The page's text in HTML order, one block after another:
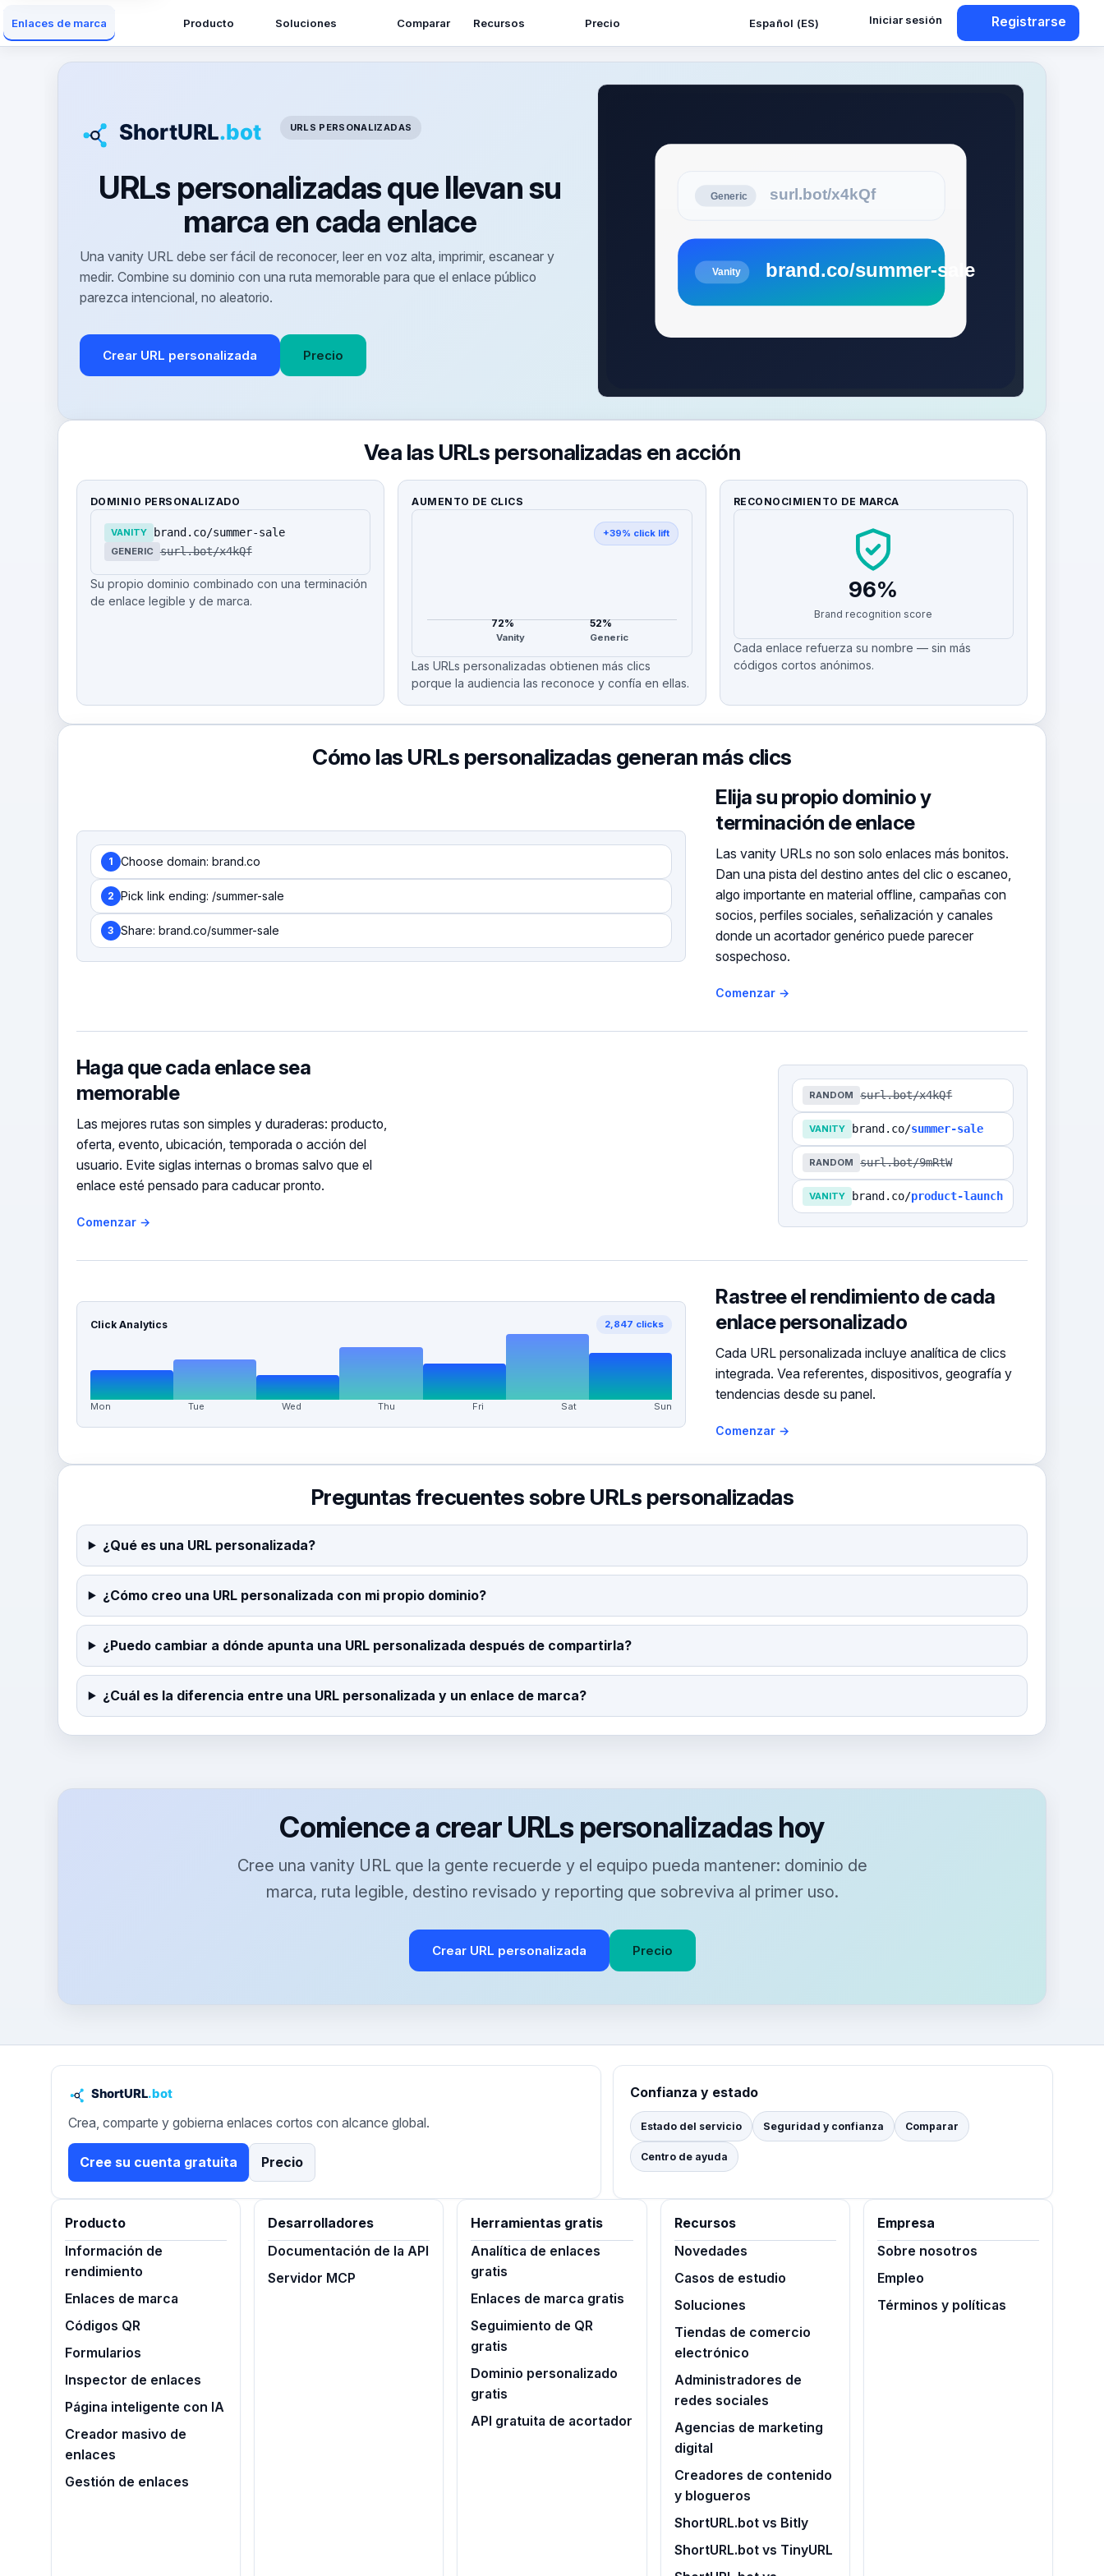
Enlaces de marca Producto Soluciones Comparar Recursos Precio Español (ES) Iniciar sesión Registrarse
URLS PERSONALIZADAS
URLs personalizadas que llevan su
marca en cada enlace
Una vanity URL debe ser fácil de reconocer, leer en voz alta, imprimir, escanear y
medir. Combine su dominio con una ruta memorable para que el enlace público
parezca intencional, no aleatorio.
Crear URL personalizada Precio
Vea las URLs personalizadas en acción
DOMINIO PERSONALIZADO
VANITY brand.co/summer-sale
GENERIC surl.bot/x4kQf
Su propio dominio combinado con una terminación
de enlace legible y de marca.
AUMENTO DE CLICS
+39% click lift
72%
Vanity
52%
Generic
Las URLs personalizadas obtienen más clics
porque la audiencia las reconoce y confía en ellas.
RECONOCIMIENTO DE MARCA
96%
Brand recognition score
Cada enlace refuerza su nombre — sin más
códigos cortos anónimos.
Cómo las URLs personalizadas generan más clics
1 Choose domain: brand.co
2 Pick link ending: /summer-sale
3 Share: brand.co/summer-sale
Elija su propio dominio y
terminación de enlace
Las vanity URLs no son solo enlaces más bonitos.
Dan una pista del destino antes del clic o escaneo,
algo importante en material offline, campañas con
socios, perfiles sociales, señalización y canales
donde un acortador genérico puede parecer
sospechoso.
Comenzar →
RANDOM surl.bot/x4kQf
VANITY brand.co/summer-sale
RANDOM surl.bot/9mRtW
VANITY brand.co/product-launch
Haga que cada enlace sea
memorable
Las mejores rutas son simples y duraderas: producto,
oferta, evento, ubicación, temporada o acción del
usuario. Evite siglas internas o bromas salvo que el
enlace esté pensado para caducar pronto.
Comenzar →
Click Analytics 2,847 clicks
Mon Tue Wed Thu Fri Sat Sun
Rastree el rendimiento de cada
enlace personalizado
Cada URL personalizada incluye analítica de clics
integrada. Vea referentes, dispositivos, geografía y
tendencias desde su panel.
Comenzar →
Preguntas frecuentes sobre URLs personalizadas
¿Qué es una URL personalizada?
¿Cómo creo una URL personalizada con mi propio dominio?
¿Puedo cambiar a dónde apunta una URL personalizada después de compartirla?
¿Cuál es la diferencia entre una URL personalizada y un enlace de marca?
Comience a crear URLs personalizadas hoy
Cree una vanity URL que la gente recuerde y el equipo pueda mantener: dominio de
marca, ruta legible, destino revisado y reporting que sobreviva al primer uso.
Crear URL personalizada Precio
Crea, comparte y gobierna enlaces cortos con alcance global.
Cree su cuenta gratuita Precio
Confianza y estado
Estado del servicio Seguridad y confianza Comparar
Centro de ayuda
Producto
Información de
rendimiento
Enlaces de marca
Códigos QR
Formularios
Inspector de enlaces
Página inteligente con IA
Creador masivo de
enlaces
Gestión de enlaces
Desarrolladores
Documentación de la API
Servidor MCP
Herramientas gratis
Analítica de enlaces
gratis
Enlaces de marca gratis
Seguimiento de QR
gratis
Dominio personalizado
gratis
API gratuita de acortador
Recursos
Novedades
Casos de estudio
Soluciones
Tiendas de comercio
electrónico
Administradores de
redes sociales
Agencias de marketing
digital
Creadores de contenido
y blogueros
ShortURL.bot vs Bitly
ShortURL.bot vs TinyURL
Empresa
Sobre nosotros
Empleo
Términos y políticas